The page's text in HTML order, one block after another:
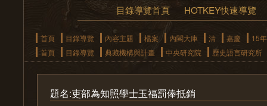
目錄導覽首頁 HOTKEY快速導覽
首頁 目錄導覽 內容主題 檔案 內閣大庫 清 嘉慶
15年
首頁
目錄導覽 典藏機構與計畫 中央研究院 歷史語言研究所
題名:吏部為知照學士玉福罰俸抵銷